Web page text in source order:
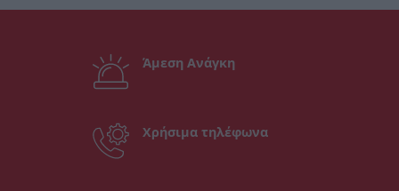
Άμεση Ανάγκη
Χρήσιμα τηλέφωνα